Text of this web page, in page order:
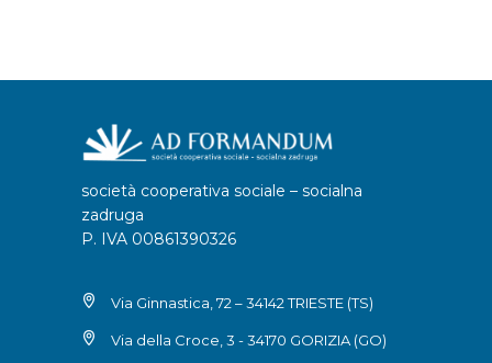
società cooperativa sociale – socialna
zadruga
P. IVA 00861390326
Via Ginnastica, 72 – 34142 TRIESTE (TS)
Via della Croce, 3 - 34170 GORIZIA (GO)